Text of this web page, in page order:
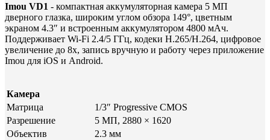
Imou VD1 - компактная аккумуляторная камера 5 МП
дверного глазка, широким углом обзора 149°, цветным
экраном 4.3″ и встроенным аккумулятором 4800 мАч.
Поддерживает Wi-Fi 2.4/5 ГГц, кодеки H.265/H.264, цифровое
увеличение до 8x, запись вручную и работу через приложение
Imou для iOS и Android.
Камера
Матрица
1/3″ Progressive CMOS
Разрешение
5 МП, 2880 × 1620
Объектив
2.3 мм